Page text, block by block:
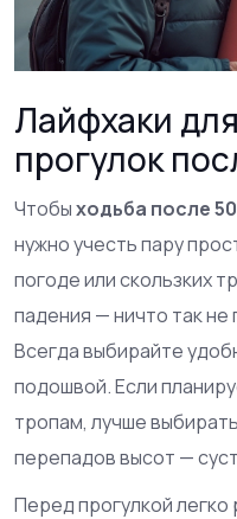
Лайфхаки
прогулок
Чтобыходьба после 50
нужно учесть пару
погоде или скользких
падения — ничто так не
Всегда выбирайте
подошвой. Если
тропам, лучше
перепадов высот —
Перед прогулкой легко